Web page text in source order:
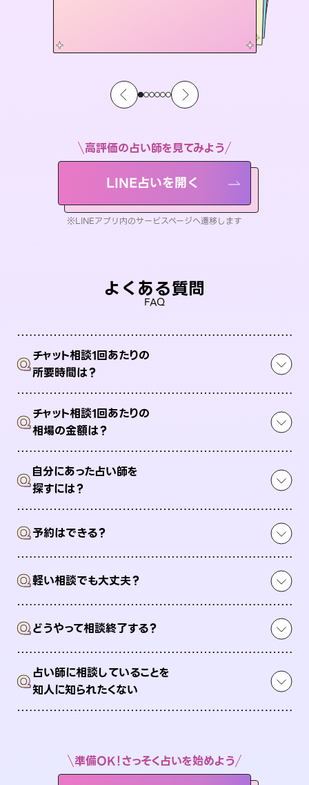
高評価の占い師を見てみよう
LINE占いを開く
※LINEアプリ内のサービスページへ遷移します
よくある質問
FAQ
Qチャット相談1回あたりの
所要時間は？
Qチャット相談1回あたりの
相場の金額は？
Q自分にあった占い師を
探すには？
Q予約はできる？
Q軽い相談でも大丈夫？
Qどうやって相談終了する？
Q占い師に相談していることを
知人に知られたくない
準備OK！さっそく占いを始めよう